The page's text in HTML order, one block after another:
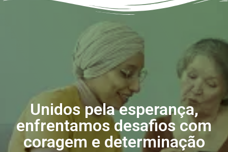
Unidos pela esperança,
enfrentamos desafios com
coragem e determinação